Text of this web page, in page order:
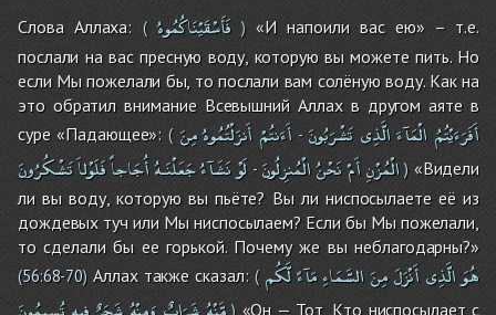
Слова Аллаха: (فَأَسْقَيْنَاكُمُوهُ)«И напоили вас ею» – т.е.
послали на вас пресную воду, которую вы можете пить. Но
если Мы пожелали бы, то послали вам солёную воду. Как на
это обратил внимание Всевышний Аллах в другом аяте в
суре «Падающее»: ( أَفَرَءَيْتُمُ الْمَآءَالَّذِى تَشْرَبُونَ -أَءَنتُمْ أَنزَلْتُمُوهُمِنَ
الْمُزْنِأَمْنَحْنُالْمُنزِلُونَ - لَوْنَشَآءُجَعَلْنَـهُأُجَاجاًفَلَوْلاَتَشْكُرُونَ ) «Видели
ли вы воду, которую вы пьёте? Вы ли ниспосылаете её из
дождевых туч или Мы ниспосылаем? Если бы Мы пожелали,
то сделали бы ее горькой. Почему же вы неблагодарны?»
(56:68-70) Аллах также сказал:( هُوَالَّذِىأَنْزَلَمِنَالسَّمَاءِمَآءًلَّكُم
) «Он — Тот, Кто ниспосылает с